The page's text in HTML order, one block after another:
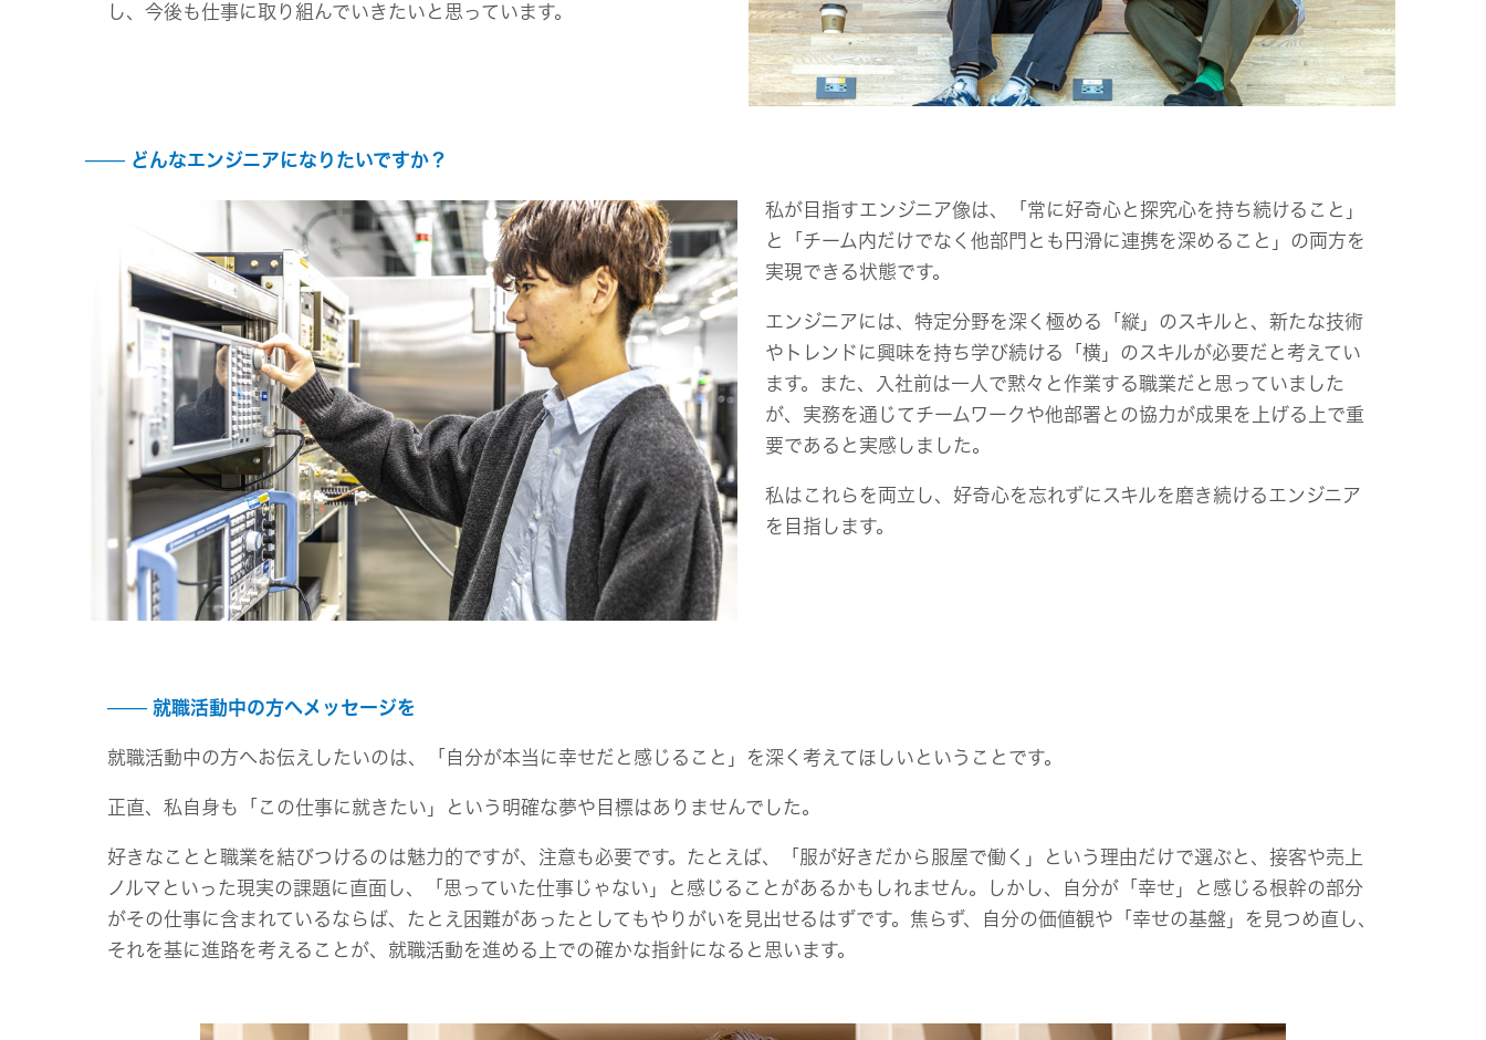
し、今後も仕事に取り組んでいきたいと思っています。
どんなエンジニアになりたいですか？
私が目指すエンジニア像は、「常に好奇心と探究心を持ち続けること」
と「チーム内だけでなく他部門とも円滑に連携を深めること」の両方を
実現できる状態です。
エンジニアには、特定分野を深く極める「縦」のスキルと、新たな技術
やトレンドに興味を持ち学び続ける「横」のスキルが必要だと考えてい
ます。また、入社前は一人で黙々と作業する職業だと思っていました
が、実務を通じてチームワークや他部署との協力が成果を上げる上で重
要であると実感しました。
私はこれらを両立し、好奇心を忘れずにスキルを磨き続けるエンジニア
を目指します。
就職活動中の方へメッセージを
就職活動中の方へお伝えしたいのは、「自分が本当に幸せだと感じること」を深く考えてほしいということです。
正直、私自身も「この仕事に就きたい」という明確な夢や目標はありませんでした。
好きなことと職業を結びつけるのは魅力的ですが、注意も必要です。たとえば、「服が好きだから服屋で働く」という理由だけで選ぶと、接客や売上
ノルマといった現実の課題に直面し、「思っていた仕事じゃない」と感じることがあるかもしれません。しかし、自分が「幸せ」と感じる根幹の部分
がその仕事に含まれているならば、たとえ困難があったとしてもやりがいを見出せるはずです。焦らず、自分の価値観や「幸せの基盤」を見つめ直し、
それを基に進路を考えることが、就職活動を進める上での確かな指針になると思います。